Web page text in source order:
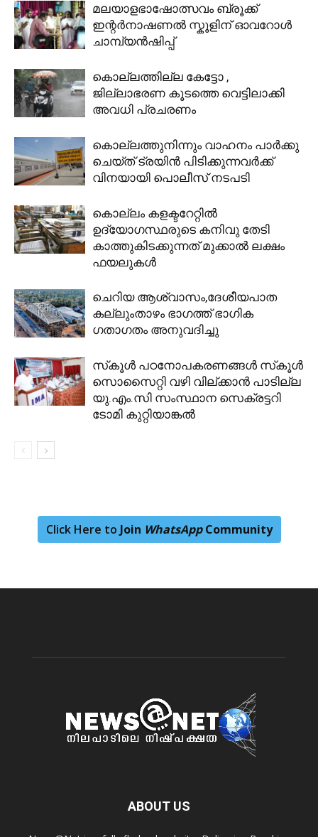
മലയാളഭാഷോത്സവം ബ്രൂക്ക്
ഇന്റർനാഷണൽ സ്കൂളിന് ഓവറോൾ
ചാമ്പ്യൻഷിപ്പ്
കൊല്ലത്തില്ല കേട്ടോ ,
ജില്ലാഭരണ കൂടത്തെ വെട്ടിലാക്കി
അവധി പ്രചരണം
കൊല്ലത്തുനിന്നും വാഹനം പാര്‍ക്കു
ചെയ്ത് ട്രയിന്‍ പിടിക്കുന്നവര്‍ക്ക്
വിനയായി പൊലീസ് നടപടി
കൊല്ലം കളക്ടറേറ്റിൽ
ഉദ്യോഗസ്ഥരുടെ കനിവു തേടി
കാത്തുകിടക്കുന്നത് മുക്കാൽ ലക്ഷം
ഫയലുകൾ
ചെറിയ ആശ്വാസം,ദേശീയപാത
കല്ലുംതാഴം ഭാഗത്ത് ഭാഗിക
ഗതാഗതം അനുവദിച്ചു
സ്‌കൂള്‍ പഠനോപകരണങ്ങള്‍ സ്‌കൂള്‍
സൊസൈറ്റി വഴി വില്ക്കാന്‍ പാടില്ല
യു.എം.സി സംസ്ഥാന സെക്രട്ടറി
ടോമി കുറ്റിയാങ്കല്‍
Click Here to Join WhatsAppCommunity
ABOUT US